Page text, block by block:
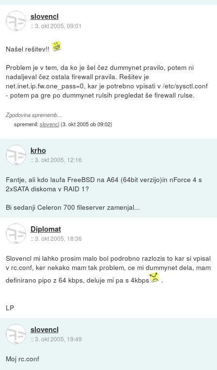
slovencl
::3. okt 2005, 09:01
Našel rešitev!!
Problem je v tem, da ko je šel čez dummynet pravilo, potem ni
nadaljeval čez ostala firewall pravila. Rešitev je
net.inet.ip.fw.one_pass=0, kar je potrebno vpisati v /etc/sysctl.conf
- potem pa gre po dummynet rulsih pregledat še firewall rulse.
Zgodovina sprememb…
spremenil:slovencl(3. okt 2005 ob 09:02)
krho
::3. okt 2005, 12:16
Fantje, ali kdo laufa FreeBSD na A64 (64bit verzijo)in nForce 4 s
2xSATA diskoma v RAID 1?
Bi sedanji Celeron 700 fileserver zamenjal...
Diplomat
::3. okt 2005, 18:36
Slovencl mi lahko prosim malo bol podrobno razlozis to kar si vpisal
v rc.conf, ker nekako mam tak problem, ce mi dummynet dela, mam
definirano pipo z 64 kbps, deluje mi pa s 4kbps
.
LP
slovencl
::3. okt 2005, 19:49
Moj rc.conf